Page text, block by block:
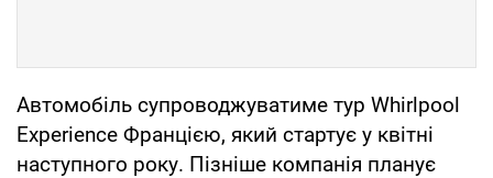
Автомобіль супроводжуватиме тур Whirlpool
Experience Францією, який стартує у квітні
наступного року. Пізніше компанія планує